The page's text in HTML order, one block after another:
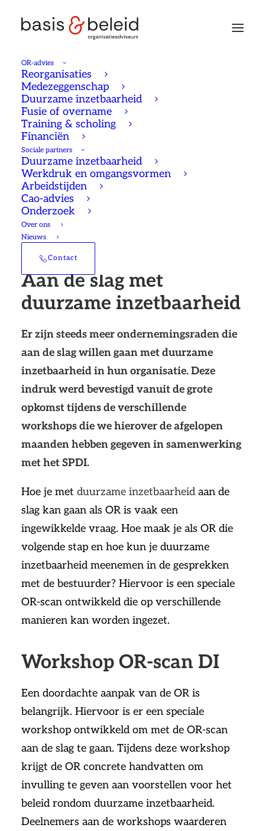
OR-advies
Reorganisaties
Medezeggenschap
Duurzame inzetbaarheid
Fusie of overname
Training & scholing
Financiën
Sociale partners
Duurzame inzetbaarheid
Werkdruk en omgangsvormen
Arbeidstijden
Cao-advies
Onderzoek
Over ons
Nieuws
Contact
Aan de slag met
duurzame
inzetbaarheid: Doe de
OR scan!
24/01/2024
Aan de slag met
duurzame inzetbaarheid
Er zijn steeds meer ondernemingsraden die
aan de slag willen gaan met duurzame
inzetbaarheid in hun organisatie. Deze
indruk werd bevestigd vanuit de grote
opkomst tijdens de verschillende
workshops die we hierover de afgelopen
maanden hebben gegeven in samenwerking
met het SPDI.
Hoe je met duurzame inzetbaarheid aan de
slag kan gaan als OR is vaak een
ingewikkelde vraag. Hoe maak je als OR die
volgende stap en hoe kun je duurzame
inzetbaarheid meenemen in de gesprekken
met de bestuurder? Hiervoor is een speciale
OR-scan ontwikkeld die op verschillende
manieren kan worden ingezet.
Workshop OR-scan DI
Een doordachte aanpak van de OR is
belangrijk. Hiervoor is er een speciale
workshop ontwikkeld om met de OR-scan
aan de slag te gaan. Tijdens deze workshop
krijgt de OR concrete handvatten om
invulling te geven aan voorstellen voor het
beleid rondom duurzame inzetbaarheid.
Deelnemers aan de workshops waarderen